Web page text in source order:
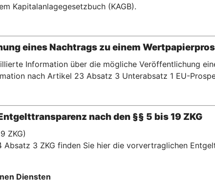
Kapitalanlagegesetzbuch (KAGB).
eines Nachtrags zu einem
Information über die mögliche Veröffentlichung
nach Artikel 23 Absatz 3 Unterabsatz 1 EU-
nach den §§ 5 bis 19 ZKG
ZKG)
Absatz 3 ZKG finden Sie hier die vorvertraglichen
Diensten